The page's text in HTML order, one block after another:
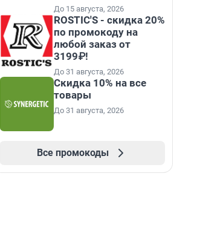
До 15 августа, 2026
ROSTIC'S - скидка 20%
по промокоду на
любой заказ от
3199₽!
До 31 августа, 2026
Скидка 10% на все
товары
До 31 августа, 2026
Все промокоды